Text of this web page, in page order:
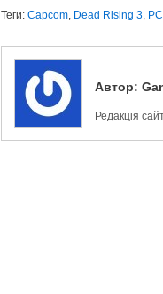
Теги: Capcom, Dead Rising 3, PC
Автор:
Редакція